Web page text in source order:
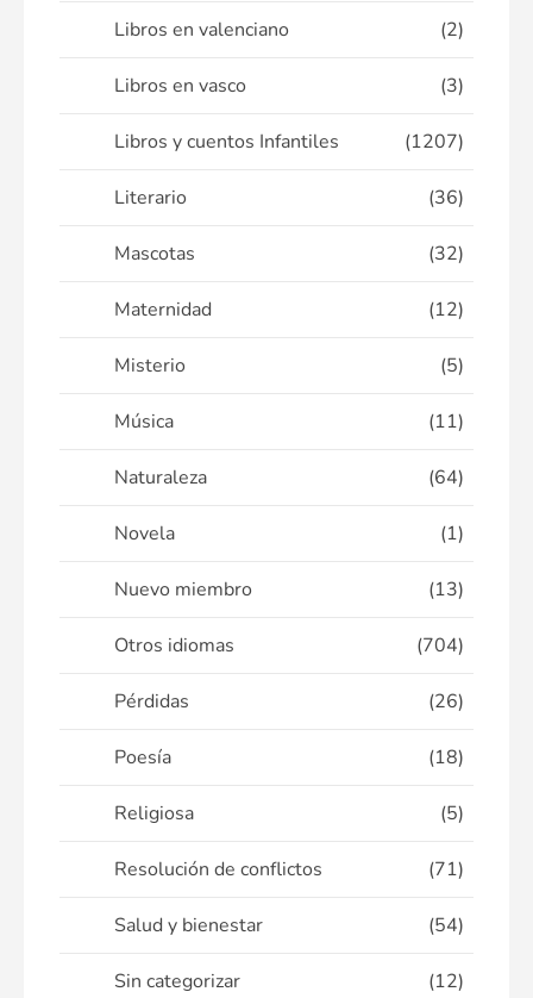
Libros en valenciano (2)
Libros en vasco (3)
Libros y cuentos Infantiles (1207)
Literario (36)
Mascotas (32)
Maternidad (12)
Misterio (5)
Música (11)
Naturaleza (64)
Novela (1)
Nuevo miembro (13)
Otros idiomas (704)
Pérdidas (26)
Poesía (18)
Religiosa (5)
Resolución de conflictos (71)
Salud y bienestar (54)
Sin categorizar (12)